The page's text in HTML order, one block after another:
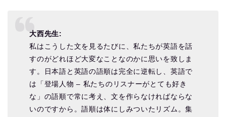
大西先生:
私はこうした文を見るたびに、私たちが英語を話
すのがどれほど大変なことなのかに思いを致しま
す。日本語と英語の語順は完全に逆転し、英語で
は「登場人物 – 私たちのリスナーがとても好き
な」の語順で常に考え、文を作らなければならな
いのですから。語順は体にしみついたリズム。集